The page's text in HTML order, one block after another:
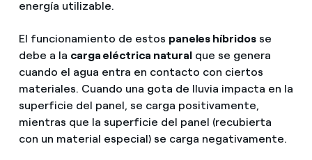
energía utilizable.
El funcionamiento de estos paneles híbridosse
debe a la carga eléctrica natural que se genera
cuando el agua entra en contacto con ciertos
materiales. Cuando una gota de lluvia impacta en la
superficie del panel, se carga positivamente,
mientras que la superficie del panel (recubierta
con un material especial) se carga negativamente.